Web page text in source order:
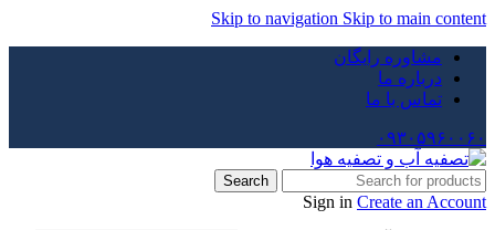
Skip to navigation Skip to main content
مشاوره رایگان
درباره ما
تماس با ما
۰۹۳۰۵۹۶۰۰۶۰
Search
Sign in Create an Account